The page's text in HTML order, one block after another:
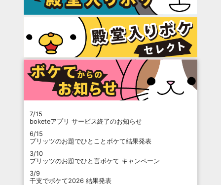
7/15
boketeアプリ サービス終了のお知らせ
6/15
プリッツのお題でひとことボケて結果発表
3/10
プリッツのお題でひと言ボケて キャンペーン
3/9
干支でボケて2026 結果発表